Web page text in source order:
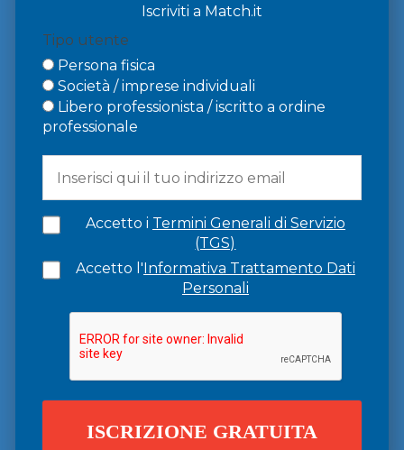
Iscriviti a Match.it
Tipo utente
Persona fisica
Società / imprese individuali
Libero professionista / iscritto a ordine
professionale
Accetto i Termini Generali di Servizio
(TGS)
Accetto l'Informativa Trattamento Dati
Personali